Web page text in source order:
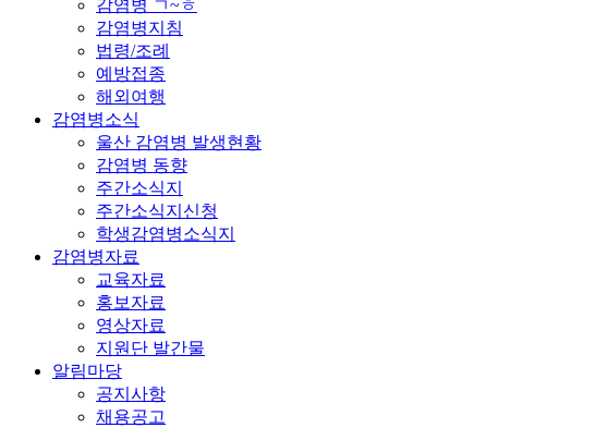
감염병 ㄱ~ㅎ
감염병지침
법령/조례
예방접종
해외여행
감염병소식
울산 감염병 발생현황
감염병 동향
주간소식지
주간소식지신청
학생감염병소식지
감염병자료
교육자료
홍보자료
영상자료
지원단 발간물
알림마당
공지사항
채용공고